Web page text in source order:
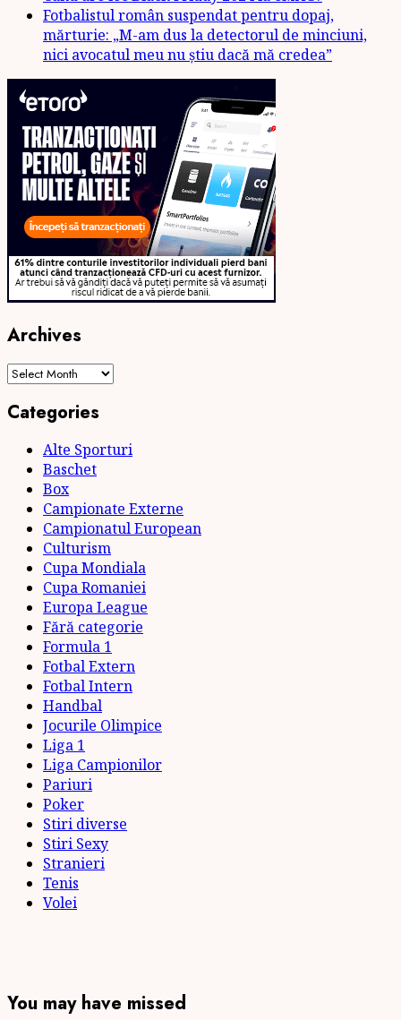
Fotbalistul român suspendat pentru dopaj,
mărturie: „M-am dus la detectorul de minciuni,
nici avocatul meu nu știu dacă mă credea”
Archives
Archives
Categories
Alte Sporturi
Baschet
Box
Campionate Externe
Campionatul European
Culturism
Cupa Mondiala
Cupa Romaniei
Europa League
Fără categorie
Formula 1
Fotbal Extern
Fotbal Intern
Handbal
Jocurile Olimpice
Liga 1
Liga Campionilor
Pariuri
Poker
Stiri diverse
Stiri Sexy
Stranieri
Tenis
Volei
You may have missed